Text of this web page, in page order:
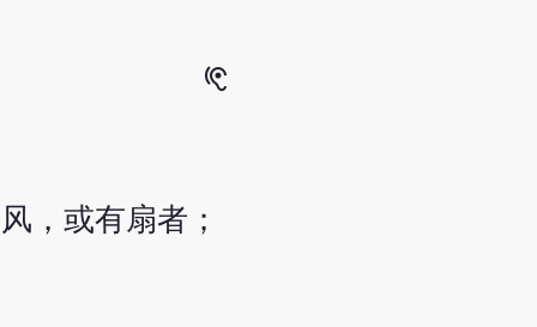
hearing
，或有扇者；